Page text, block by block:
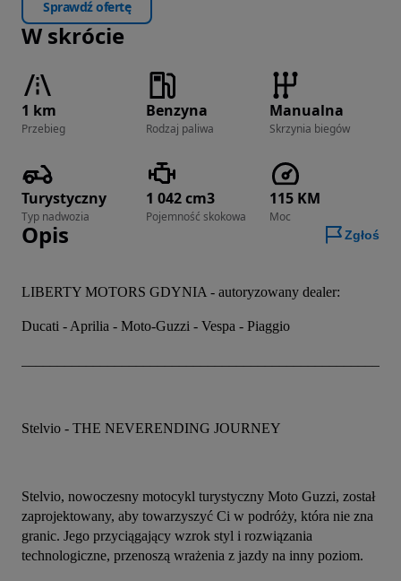
Sprawdź ofertę
W skrócie
1 km
Przebieg
Benzyna
Rodzaj paliwa
Manualna
Skrzynia biegów
Turystyczny
Typ nadwozia
1 042 cm3
Pojemność skokowa
115 KM
Moc
Opis Zgłoś
LIBERTY MOTORS GDYNIA - autoryzowany dealer:
Ducati - Aprilia - Moto-Guzzi - Vespa - Piaggio
Stelvio - THE NEVERENDING JOURNEY
Stelvio, nowoczesny motocykl turystyczny Moto Guzzi, został
zaprojektowany, aby towarzyszyć Ci w podróży, która nie zna
granic. Jego przyciągający wzrok styl i rozwiązania
technologiczne, przenoszą wrażenia z jazdy na inny poziom.